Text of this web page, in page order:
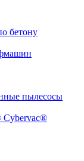
бетону
пылесосы
Cybervac®